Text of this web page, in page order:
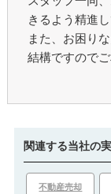
きるよう精進
また、お困り
結構ですので
関連する当社の
不動産売却